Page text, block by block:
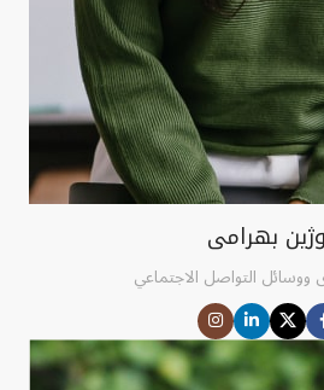
بهرامی
ووسائل التواصل الاجتماعي